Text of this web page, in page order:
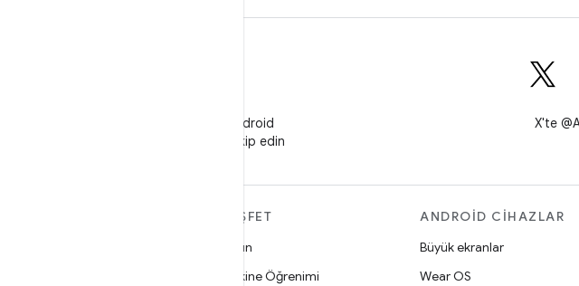
WeChat'te Android
Developers'ı takip edin
X'te
KEŞFET
Oyun
Makine Öğrenimi
ANDROID CIHAZLAR
Büyük ekranlar
Wear OS